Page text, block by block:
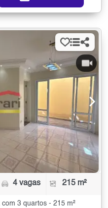
4 vagas 215 m²
3 quartos - 215 m²